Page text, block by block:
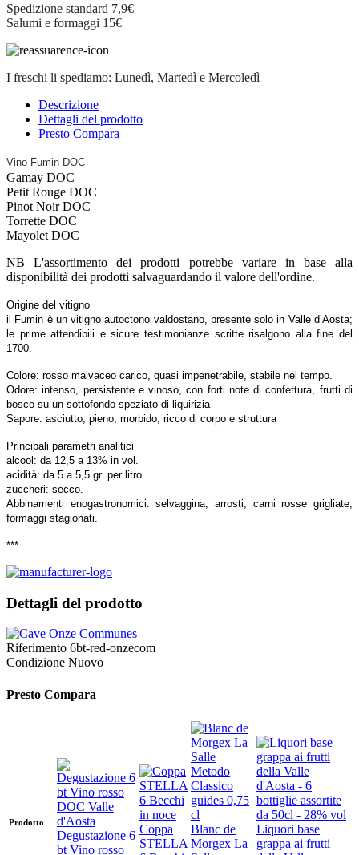
Spedizione standard 7,9€
Salumi e formaggi 15€
I freschi li spediamo: Lunedì, Martedì e Mercoledì
Descrizione
Dettagli del prodotto
Presto Compara
Vino Fumin DOC
Gamay DOC
Petit Rouge DOC
Pinot Noir DOC
Torrette DOC
Mayolet DOC
NB L'assortimento dei prodotti potrebbe variare in base alla
disponibilità dei prodotti salvaguardando il valore dell'ordine.
Origine del vitigno
il Fumin è un vitigno autoctono valdostano, presente solo in Valle d’Aosta;
le prime attendibili e sicure testimonianze scritte risalgono alla fine del
1700.
Colore: rosso malvaceo carico, quasi impenetrabile, stabile nel tempo.
Odore:intenso, persistente e vinoso, con forti note di confettura, frutti di
bosco su un sottofondo speziato di liquirizia
Sapore: asciutto, pieno, morbido; ricco di corpo e struttura
Principali parametri analitici
alcool: da 12,5 a 13% in vol.
acidità: da 5 a 5,5 gr. per litro
zuccheri: secco.
Abbinamenti enogastronomici:selvaggina, arrosti, carni rosse grigliate,
formaggi stagionati.
***
Dettagli del prodotto
Riferimento 6bt-red-onzecom
Condizione Nuovo
Presto Compara
Prodotto
Degustazione 6
bt Vino rosso
Coppa
STELLA
Blanc de
Morgex La
Liquori base
grappa ai frutti